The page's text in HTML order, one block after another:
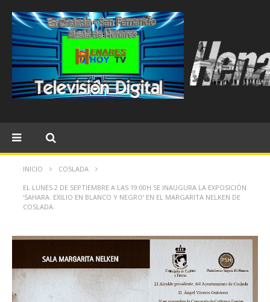
INICIO COSLADA
EL LUNES 2 DE SEPTIEMBRE A LAS 19:00H SE INAUGURA LA EXPOSICIÓN
‘SAHARA. EXILIO EN BLANCO Y NEGRO’ EN EL MARGARITA NELKEN DE
COSLADA.